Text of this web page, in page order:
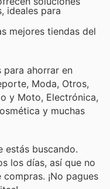
ideales para
mejores tiendas del
para ahorrar en
Moda, Otros,
y Moto, Electrónica,
y muchas
estás buscando.
los días, así que no
¡No pagues